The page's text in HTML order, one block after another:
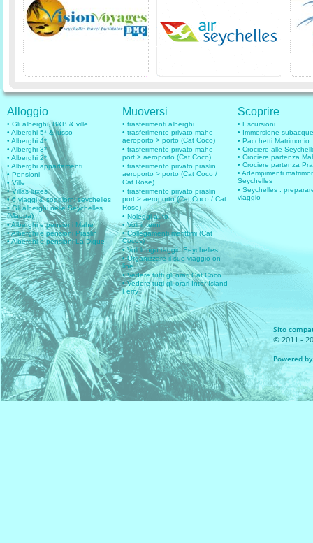
Alloggio
• Gli alberghi, B&B & ville
• Alberghi 5* & lusso
• Alberghi 4*
• Alberghi 3*
• Alberghi 2*
• Alberghi appartamenti
• Pensioni
• Ville
• Villas luxes
• 6 viaggi & soggiorni seychelles
• Gli alberghi nelle Seychelles
(Mappa)
• Alberghi e pensioni Mahe
• Alberghi e pensioni Praslin
• Alberghi e pensioni La Digue
Muoversi
• trasferimenti alberghi
• trasferimento privato mahe
aeroporto > porto (Cat Coco)
• trasferimento privato mahe
port > aeroporto (Cat Coco)
• trasferimento privato praslin
aeroporto > porto (Cat Coco /
Cat Rose)
• trasferimento privato praslin
port > aeroporto (Cat Coco / Cat
Rose)
• Noleggi auto
• Voli interni
• Collegamenti marittimi (Cat
Cocos)
• Voli lungo raggio Seychelles
• Organizzare il suo viaggio on-
line
• Vedere tutti gli orari Cat Coco
• Vedere tutti gli orari Inter Island
Ferry
Scoprire
• Escursioni
• Immersione
• Pacchetti Matrimonio
• Crociere alle
• Crociere partenza
• Crociere partenza
• Adempimenti
Seychelles
• Seychelles :
viaggio
Sito
© 2011 -
Powered by